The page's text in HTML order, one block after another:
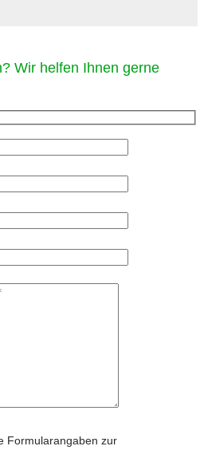
Wir helfen Ihnen gerne
Formularangaben zur